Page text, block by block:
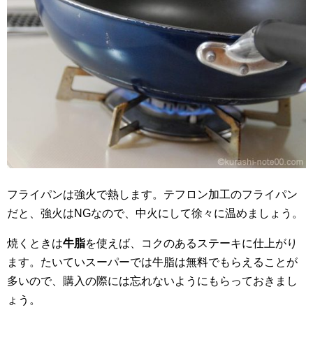
フライパンは強火で熱します。テフロン加工のフライパン
だと、強火はNGなので、中火にして徐々に温めましょう。
焼くときは牛脂を使えば、コクのあるステーキに仕上がり
ます。たいていスーパーでは牛脂は無料でもらえることが
多いので、購入の際には忘れないようにもらっておきまし
ょう。